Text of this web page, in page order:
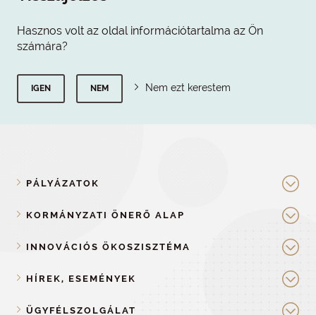
Hasznos volt az oldal információtartalma az Ön
számára?
IGEN NEM Nem ezt kerestem
PÁLYÁZATOK
KORMÁNYZATI ÖNERŐ ALAP
INNOVÁCIÓS ÖKOSZISZTÉMA
HÍREK, ESEMÉNYEK
ÜGYFÉLSZOLGÁLAT